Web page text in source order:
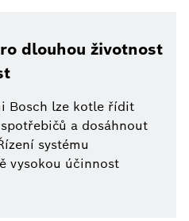
dlouhou životnost
Bosch lze kotle řídit
a dosáhnout
systému
vysokou účinnost